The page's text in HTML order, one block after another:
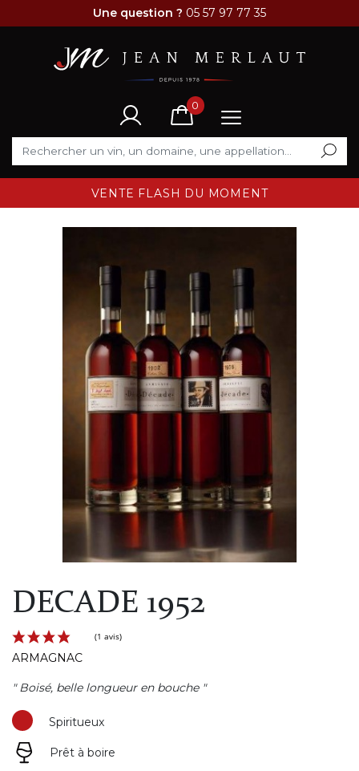
Une question ? 05 57 97 77 35
0
VENTE FLASH DU MOMENT
DECADE 1952
(1 avis)
ARMAGNAC
" Boisé, belle longueur en bouche "
Spiritueux
Prêt à boire